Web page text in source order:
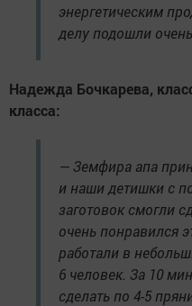
энергетическим
делу подошли
Надежда Бочкарева,
класса:
— Земфира апа
и наши детишки с
заготовок смогли
очень понравился
работали в
6 человек. За 10
сделать по 4-5